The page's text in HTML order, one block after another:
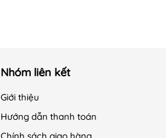
Nhóm liên kết
Giới thiệu
Hướng dẫn thanh toán